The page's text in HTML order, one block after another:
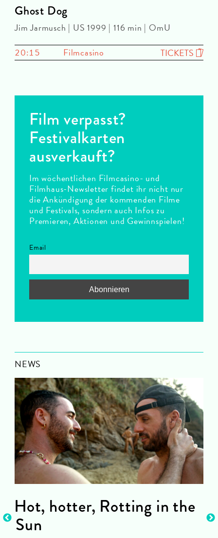
Ghost Dog
Jim Jarmusch | US 1999 | 116 min | OmU
20:15
Filmcasino TICKETS
Film verpasst?
Festivalkarten
ausverkauft?
Im wöchentlichen Filmcasino- und
Filmhaus-Newsletter findet ihr nicht nur
die Ankündigung der kommenden Filme
und Festivals, sondern auch Infos zu
Premieren, Aktionen und Gewinnspielen!
Email
NEWS
Hot, hotter, Rotting in the
Sun